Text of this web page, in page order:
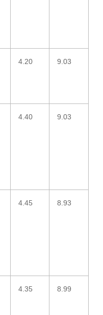
4.20 9.03
4.40 9.03
4.45 8.93
4.35 8.99